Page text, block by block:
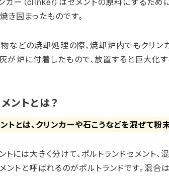
き固まったものです。
などの焼却処理の際、焼却炉内でもクリン
が炉に付着したもので、放置すると巨大化
ントとは？
トとは、クリンカーや石こうなどを混ぜて粉
トには大きく分けて、ポルトランドセメント
ントと呼ばれるのがポルトランドです。混